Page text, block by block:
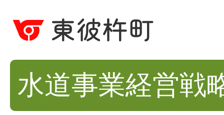
水道事業経営戦